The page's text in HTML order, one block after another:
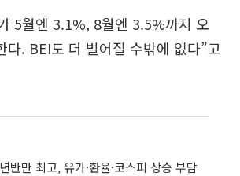
5월엔 3.1%, 8월엔 3.5%까지 오
다. BEI도 더 벌어질 수밖에 없다”고
반만 최고, 유가·환율·코스피 상승 부담